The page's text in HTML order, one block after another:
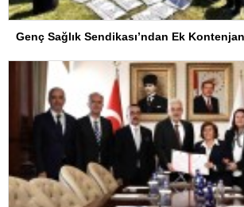
Genç Sağlık Sendikası’ndan Ek Kontenjan